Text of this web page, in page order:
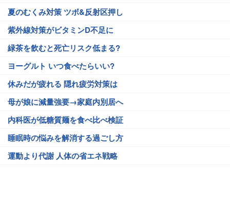
夏のむくみ対策 ツボ&反射区押し
紫外線対策がビタミンD不足に
緑茶を飲むと死亡リスク低まる?
ヨーグルト いつ食べたらいい?
休みだが疲れる 隠れ疲労対策は
母が娘に減量強要→家庭内別居へ
内科医が低糖質麺を食べ比べ検証
睡眠時の悩みを解消する過ごし方
運動より代謝 人体の省エネ戦略